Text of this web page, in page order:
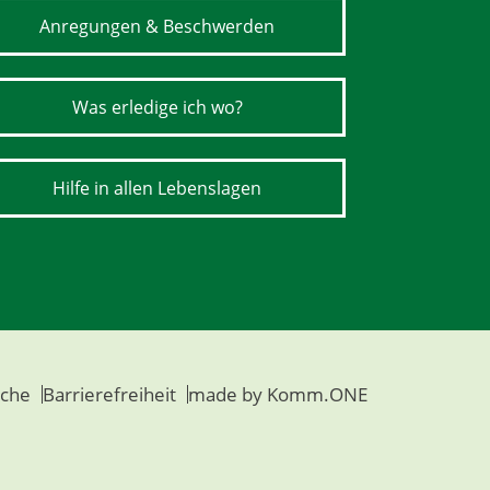
Anregungen & Beschwerden
Was erledige ich wo?
Hilfe in allen Lebenslagen
Barrierefreiheit made by Komm.ONE